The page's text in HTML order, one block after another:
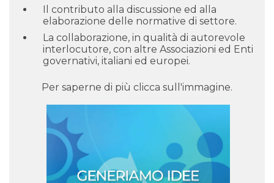
Il contributo alla discussione ed alla
elaborazione delle normative di settore.
La collaborazione, in qualità di autorevole
interlocutore, con altre Associazioni ed Enti
governativi, italiani ed europei.
Per saperne di più clicca sull'immagine.